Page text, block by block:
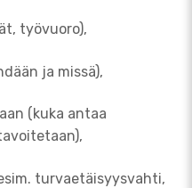
työvuoro),
ja missä),
(kuka antaa
turvaetäisyysvahti,